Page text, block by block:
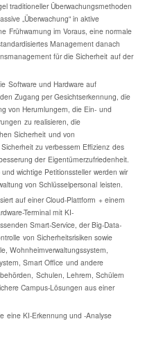
traditioneller Überwachungsmethoden
„Überwachung“ in aktive
Frühwarnung im Voraus, eine normale
Management danach
für die Sicherheit auf der
Software und Hardware auf
Zugang per Gesichtserkennung, die
von Herumlungern, die Ein- und
zu realisieren, die
Sicherheit und von
zu verbessern Effizienz des
der Eigentümerzufriedenheit.
wichtige Petitionssteller werden wir
von Schlüsselpersonal leisten.
auf einer Cloud-Plattform + einem
Terminal mit KI-
Smart-Service, der Big-Data-
von Sicherheitsrisiken sowie
Wohnheimverwaltungssystem,
Smart Office und andere
Schulen, Lehrern, Schülern
Campus-Lösungen aus einer
eine KI-Erkennung und -Analyse